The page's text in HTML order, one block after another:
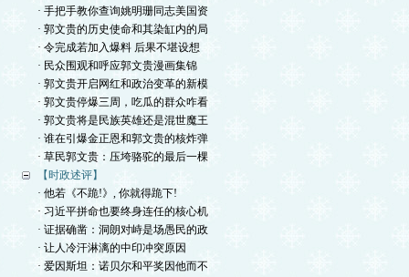
· 手把手教你查询姚明珊同志美国资
· 郭文贵的历史使命和其染缸内的局
· 令完成若加入爆料 后果不堪设想
· 民众围观和呼应郭文贵漫画集锦
· 郭文贵开启网红和政治变革的新模
· 郭文贵停爆三周，吃瓜的群众咋看
· 郭文贵将是民族英雄还是混世魔王
· 谁在引爆金正恩和郭文贵的核炸弹
· 草民郭文贵：压垮骆驼的最后一棵
【时政述评】
· 他若《不跪!》, 你就得跪下!
· 习近平拼命也要终身连任的核心机
· 证据确凿：洞朗对峙是场愚民的政
· 让人冷汗淋漓的中印冲突原因
· 爱因斯坦：诺贝尔和平奖因他而不